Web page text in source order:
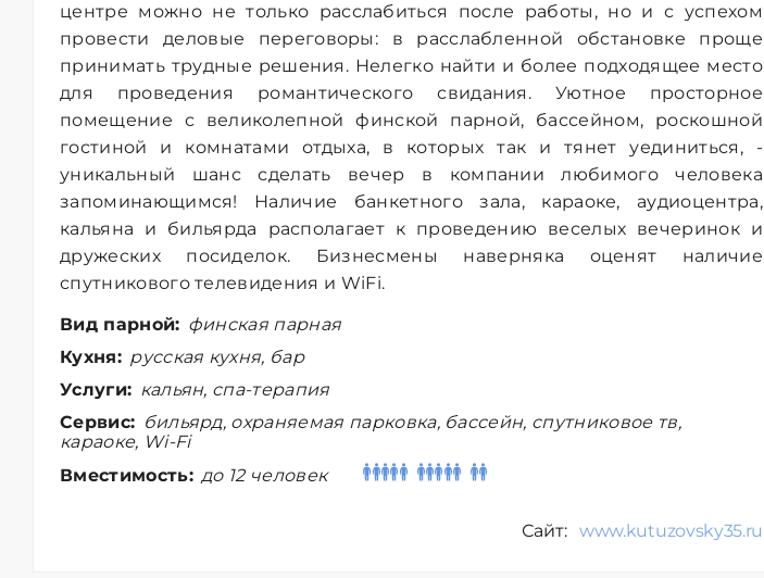
центре можно не только расслабиться после работы, но и с успехом
провести деловые переговоры: в расслабленной обстановке проще
принимать трудные решения. Нелегко найти и более подходящее место
для проведения романтического свидания. Уютное просторное
помещение с великолепной финской парной, бассейном, роскошной
гостиной и комнатами отдыха, в которых так и тянет уединиться, -
уникальный шанс сделать вечер в компании любимого человека
запоминающимся! Наличие банкетного зала, караоке, аудиоцентра,
кальяна и бильярда располагает к проведению веселых вечеринок и
дружеских посиделок. Бизнесмены наверняка оценят наличие
спутникового телевидения и WiFi.
Вид парной: финская парная
Кухня: русская кухня, бар
Услуги: кальян, спа-терапия
Сервис: бильярд, охраняемая парковка, бассейн, спутниковое тв,
караоке, Wi-Fi
Вместимость: до 12 человек
Сайт: www.kutuzovsky35.ru